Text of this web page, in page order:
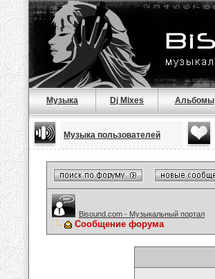
Музыка Dj Mixes Альбомы
Музыка пользователей
Bisound.com - Музыкальный портал
Сообщение форума